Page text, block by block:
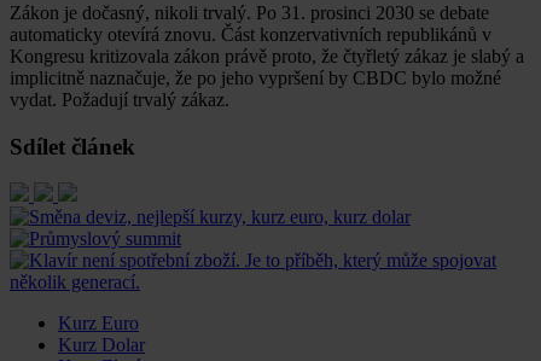
Zákon je dočasný, nikoli trvalý. Po 31. prosinci 2030 se debate
automaticky otevírá znovu. Část konzervativních republikánů v
Kongresu kritizovala zákon právě proto, že čtyřletý zákaz je slabý a
implicitně naznačuje, že po jeho vypršení by CBDC bylo možné
vydat. Požadují trvalý zákaz.
Sdílet článek
Kurz Euro
Kurz Dolar